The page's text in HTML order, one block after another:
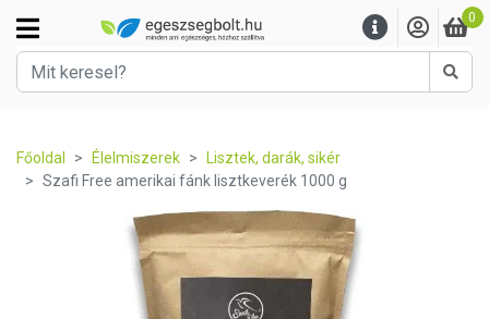
0
Főoldal Élelmiszerek
Lisztek, darák, sikér
Szafi Free amerikai fánk lisztkeverék 1000 g